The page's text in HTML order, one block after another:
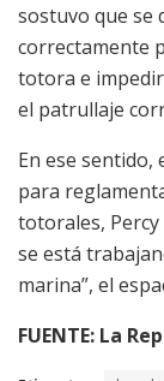
sostuvo que se
correctamente
totora e
el patrullaje
En ese sentido,
para
totorales,
se está
marina”, el
FUENTE: La